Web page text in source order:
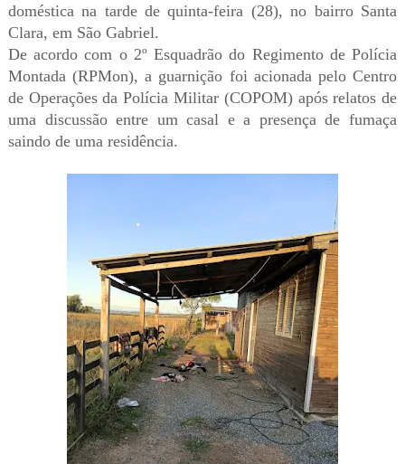
doméstica na tarde de quinta-feira (28), no bairro Santa
Clara, em São Gabriel.
De acordo com o 2º Esquadrão do Regimento de Polícia
Montada (RPMon), a guarnição foi acionada pelo Centro
de Operações da Polícia Militar (COPOM) após relatos de
uma discussão entre um casal e a presença de fumaça
saindo de uma residência.